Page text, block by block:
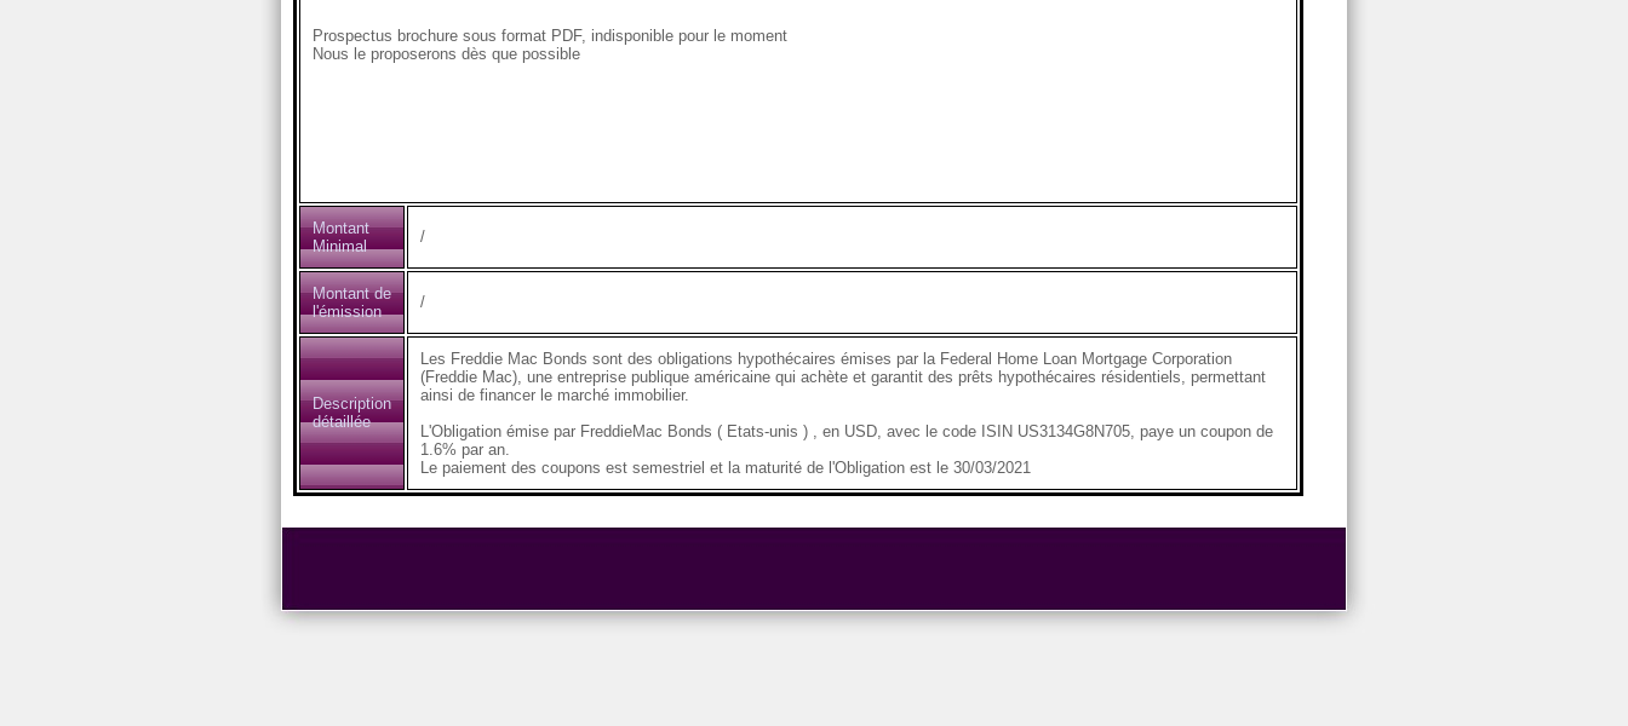
Prospectus brochure sous format PDF, indisponible pour le moment
Nous le proposerons dès que possible
Montant
Minimal
/
Montant de
l'émission
/
Description
détaillée
Les Freddie Mac Bonds sont des obligations hypothécaires émises par la Federal Home Loan Mortgage Corporation
(Freddie Mac), une entreprise publique américaine qui achète et garantit des prêts hypothécaires résidentiels, permettant
ainsi de financer le marché immobilier.
L'Obligation émise par FreddieMac Bonds ( Etats-unis ) , en USD, avec le code ISIN US3134G8N705, paye un coupon de
1.6% par an.
Le paiement des coupons est semestriel et la maturité de l'Obligation est le 30/03/2021